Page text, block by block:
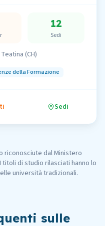
12
Sedi
(CH)
della Formazione
Sedi
riconosciute dal Ministero
titoli di studio rilasciati hanno lo
università tradizionali.
sulle